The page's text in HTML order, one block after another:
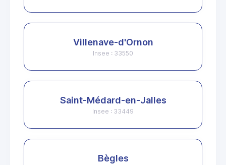
Villenave-d'Ornon
Insee : 33550
Saint-Médard-en-Jalles
Insee : 33449
Bègles